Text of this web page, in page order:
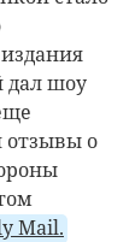
дал шоу
отзывы о
Mail.